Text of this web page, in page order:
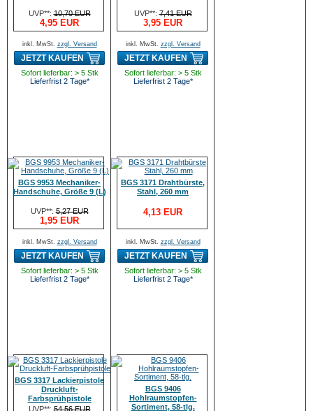
UVP**:10,70 EUR
4,95 EUR
inkl. MwSt. zzgl. Versand
JETZT KAUFEN
Sofort lieferbar: > 5 Stk
Lieferfrist 2 Tage*
UVP**:7,41 EUR
3,95 EUR
inkl. MwSt. zzgl. Versand
JETZT KAUFEN
Sofort lieferbar: > 5 Stk
Lieferfrist 2 Tage*
BGS 9953 Mechaniker-
Handschuhe, Größe 9 (L)
UVP**:5,27 EUR
1,95 EUR
inkl. MwSt. zzgl. Versand
JETZT KAUFEN
Sofort lieferbar: > 5 Stk
Lieferfrist 2 Tage*
BGS 3171 Drahtbürste,
Stahl, 260 mm
4,13 EUR
inkl. MwSt. zzgl. Versand
JETZT KAUFEN
Sofort lieferbar: > 5 Stk
Lieferfrist 2 Tage*
BGS 3317 Lackierpistole
Druckluft-
Farbsprühpistole
UVP**:54,56 EUR
BGS 9406
Hohlraumstopfen-
Sortiment, 58-tlg.